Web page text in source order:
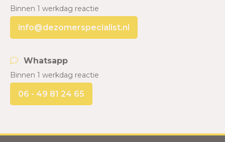
Binnen 1 werkdag reactie
info@dezomerspecialist.nl
Whatsapp
Binnen 1 werkdag reactie
06 - 49 81 24 65